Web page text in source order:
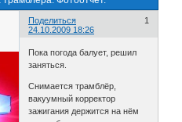
Поделиться
1
24.10.2009 18:26
Пока погода балует, решил
заняться.
Снимается трамблёр,
вакуумный корректор
зажигания держится на нём